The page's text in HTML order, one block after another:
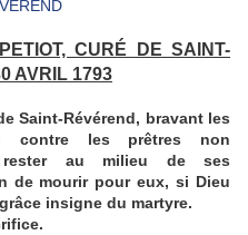
CURÉ DE SAINT-
AVRIL 1793
Saint-Révérend, bravant les
contre les prêtres non
rester au milieu de ses
de mourir pour eux, si Dieu
insigne du martyre.